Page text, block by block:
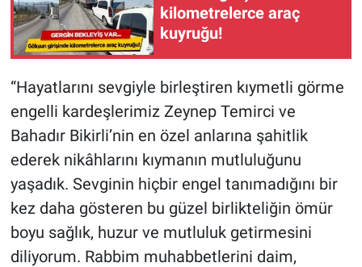
kilometrelerce araç
kuyruğu!
“Hayatlarını sevgiyle birleştiren kıymetli görme
engelli kardeşlerimiz Zeynep Temirci ve
Bahadır Bikirli’nin en özel anlarına şahitlik
ederek nikâhlarını kıymanın mutluluğunu
yaşadık. Sevginin hiçbir engel tanımadığını bir
kez daha gösteren bu güzel birlikteliğin ömür
boyu sağlık, huzur ve mutluluk getirmesini
diliyorum. Rabbim muhabbetlerini daim,